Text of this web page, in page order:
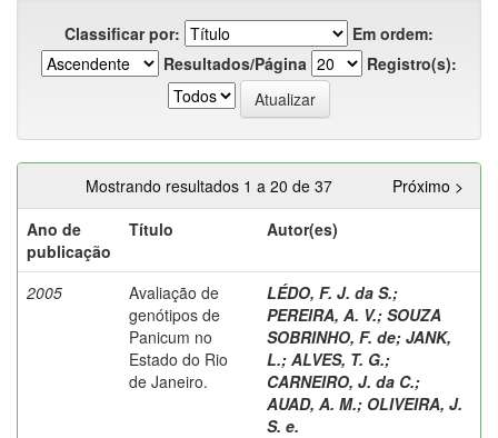
Classificar por:
Em ordem:
Resultados/Página
Registro(s):
Mostrando resultados 1 a 20 de 37
Próximo >
Ano de
publicação
Título Autor(es)
2005
Avaliação de
genótipos de
Panicum no
Estado do Rio
de Janeiro.
LÉDO, F. J. da S.;
PEREIRA, A. V.; SOUZA
SOBRINHO, F. de; JANK,
L.; ALVES, T. G.;
CARNEIRO, J. da C.;
AUAD, A. M.; OLIVEIRA, J.
S. e.